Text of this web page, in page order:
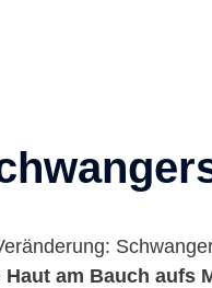
Haut am Bauch aufs